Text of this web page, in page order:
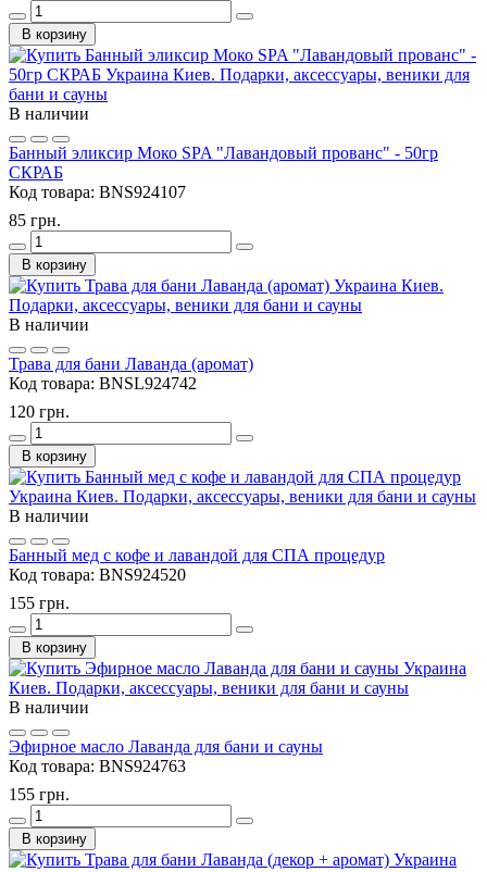
В корзину
В наличии
Банный эликсир Моко SPA "Лавандовый прованс" - 50гр
СКРАБ
Код товара: BNS924107
85 грн.
В корзину
В наличии
Трава для бани Лаванда (аромат)
Код товара: BNSL924742
120 грн.
В корзину
В наличии
Банный мед с кофе и лавандой для СПА процедур
Код товара: BNS924520
155 грн.
В корзину
В наличии
Эфирное масло Лаванда для бани и сауны
Код товара: BNS924763
155 грн.
В корзину